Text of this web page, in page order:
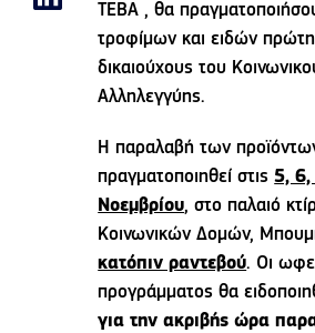
ΤΕΒΑ , θα
τροφίμων και ειδών
δικαιούχους του
Αλληλεγγύης.
Η παραλαβή των
πραγματοποιηθεί στις5, 6,
Νοεμβρίου, στο παλαιό
Κοινωνικών Δομών,
κατόπιν ραντεβού. Οι
προγράμματος θα
για την ακριβής ώρα